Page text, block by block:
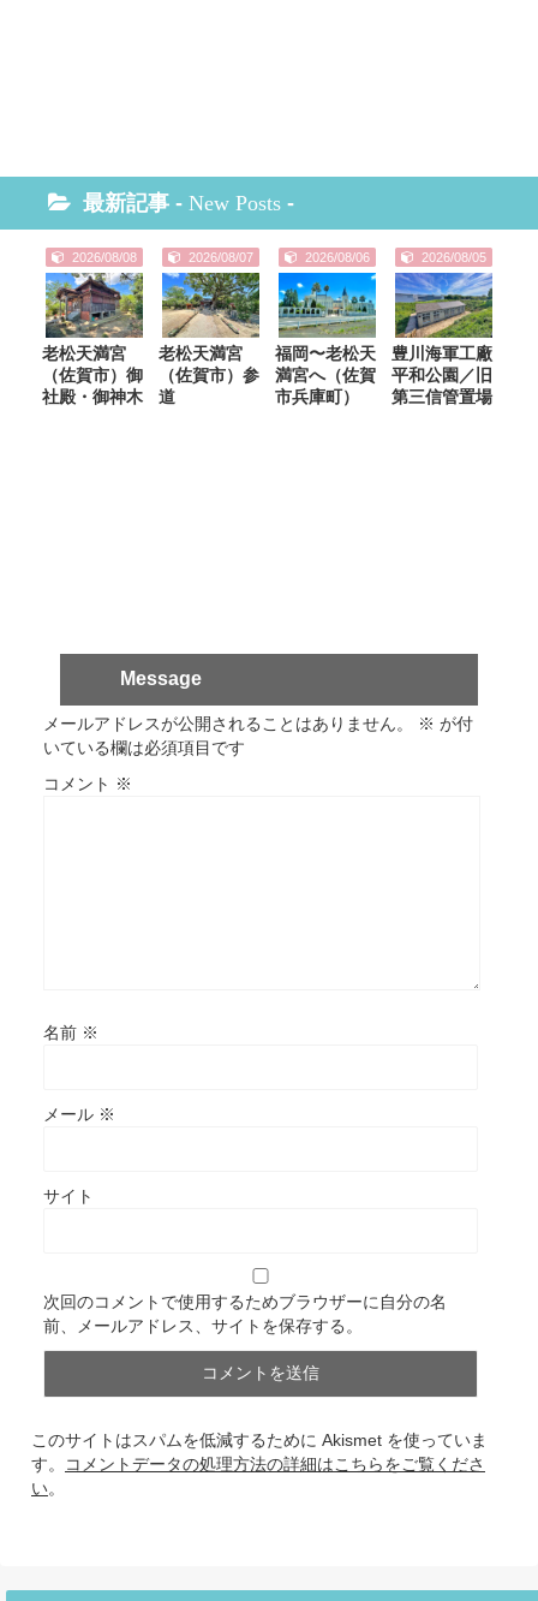
最新記事 - New Posts -
2026/08/08
老松天満宮
（佐賀市）御
社殿・御神木
2026/08/07
老松天満宮
（佐賀市）参
道
2026/08/06
福岡〜老松天
満宮へ（佐賀
市兵庫町）
2026/08/05
豊川海軍工廠
平和公園／旧
第三信管置場
Message
メールアドレスが公開されることはありません。 ※ が付
いている欄は必須項目です
コメント ※
名前 ※
メール ※
サイト
次回のコメントで使用するためブラウザーに自分の名
前、メールアドレス、サイトを保存する。
このサイトはスパムを低減するために Akismet を使っていま
す。
コメントデータの処理方法の詳細はこちらをご覧くださ
い。